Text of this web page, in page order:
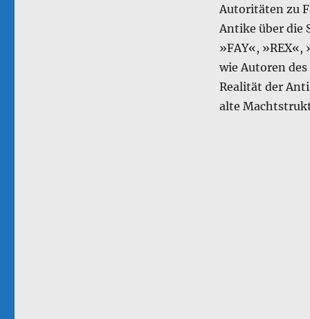
Autoritäten zu
Antike über die
»FAY«,
wie Autoren
Realität der
alte